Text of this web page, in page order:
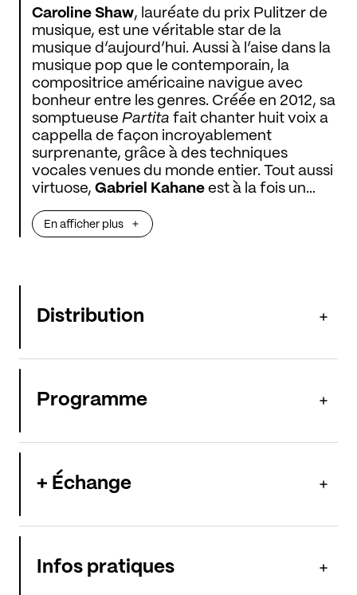
Caroline Shaw, lauréate du prix Pulitzer de
musique, est une véritable star de la
musique d’aujourd’hui. Aussi à l’aise dans la
musique pop que le contemporain, la
compositrice américaine navigue avec
bonheur entre les genres. Créée en 2012, sa
somptueuse Partita fait chanter huit voix a
cappella de façon incroyablement
surprenante, grâce à des techniques
vocales venues du monde entier. Tout aussi
virtuose, Gabriel Kahane est à la fois un
rend hommage dans ses
En afficher plus
Distribution
Programme
+ Échange
Infos pratiques